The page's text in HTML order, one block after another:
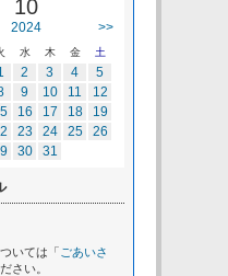
10
2024 >>
水 木 金 土
2 3 4
5
9 10 11
12
16 17 18
19
23 24 25
26
30 31
いては「 ごあいさ
さい。